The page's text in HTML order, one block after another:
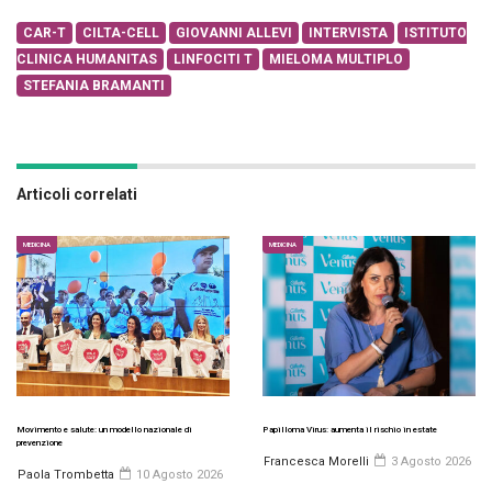
CAR-T CILTA-CELL GIOVANNI ALLEVI INTERVISTA
ISTITUTO
CLINICA HUMANITAS
LINFOCITI T
MIELOMA MULTIPLO
STEFANIA BRAMANTI
Articoli correlati
MEDICINA
Movimento e salute: un modello nazionale di
prevenzione
Paola Trombetta 10 Agosto 2026
MEDICINA
Papilloma Virus: aumenta il rischio in estate
Francesca Morelli 3 Agosto 2026